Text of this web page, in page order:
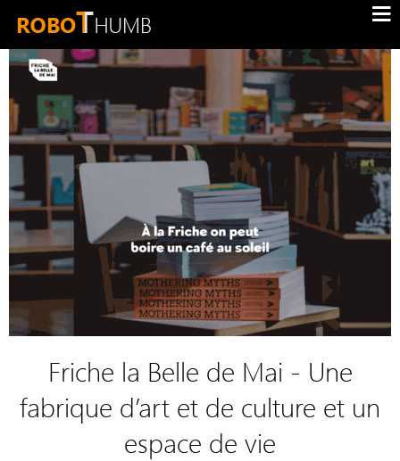
Friche la Belle de Mai - Une
fabrique d’art et de culture et un
espace de vie